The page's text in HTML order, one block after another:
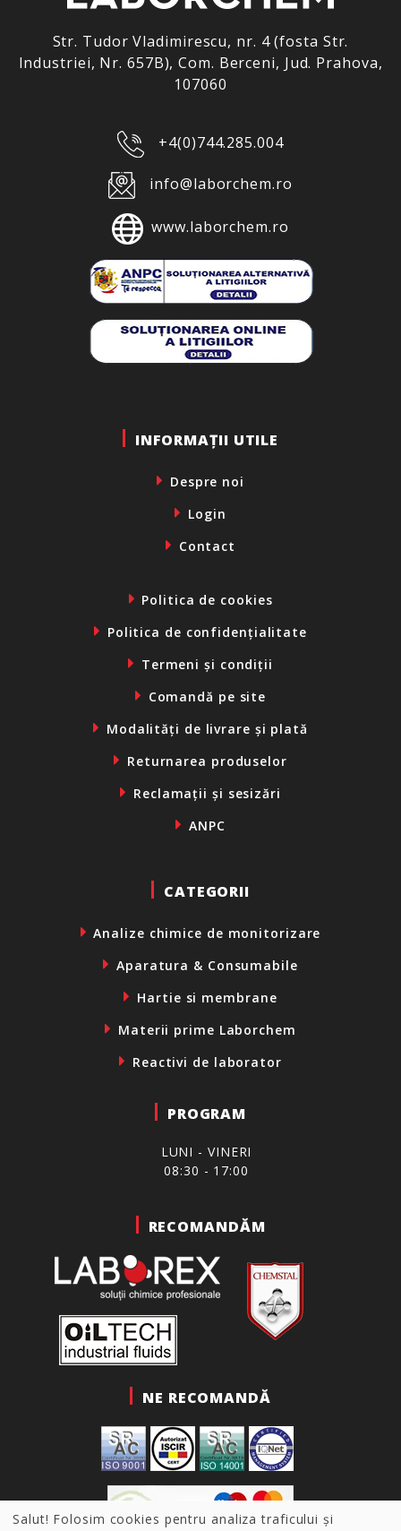
Str. Tudor Vladimirescu, nr. 4 (fosta Str.
Industriei, Nr. 657B), Com. Berceni, Jud. Prahova,
107060
+4(0)744.285.004
info@laborchem.ro
www.laborchem.ro
INFORMAȚII UTILE
Despre noi
Login
Contact
Politica de cookies
Politica de confidențialitate
Termeni și condiții
Comandă pe site
Modalități de livrare și plată
Returnarea produselor
Reclamații și sesizări
ANPC
CATEGORII
Analize chimice de monitorizare
Aparatura & Consumabile
Hartie si membrane
Materii prime Laborchem
Reactivi de laborator
PROGRAM
LUNI - VINERI
08:30 - 17:00
RECOMANDĂM
NE RECOMANDĂ
Salut! Folosim cookies pentru analiza traficului și